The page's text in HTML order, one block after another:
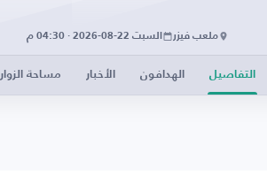
ملعب فيزر السبت 22-08-2026 · 04:30 م
التفاصيل الهدافون الأخبار مساحة الزوار